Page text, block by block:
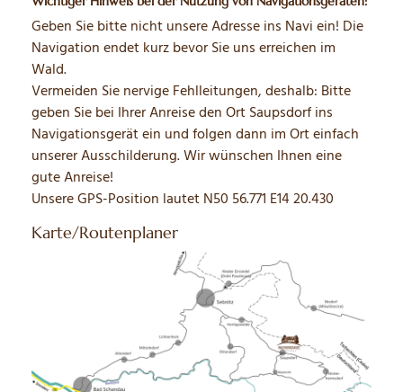
Geben Sie bitte nicht unsere Adresse ins Navi ein! Die
Navigation endet kurz bevor Sie uns erreichen im
Wald.
Vermeiden Sie nervige Fehlleitungen, deshalb: Bitte
geben Sie bei Ihrer Anreise den Ort Saupsdorf ins
Navigationsgerät ein und folgen dann im Ort einfach
unserer Ausschilderung. Wir wünschen Ihnen eine
gute Anreise!
Unsere GPS-Position lautet N50 56.771 E14 20.430
Karte/Routenplaner